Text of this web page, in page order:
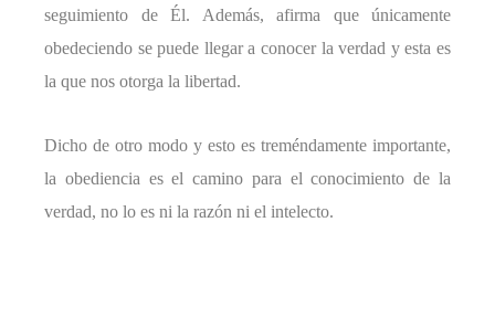
seguimiento de Él. Además, afirma que únicamente
obedeciendo se puede llegar a conocer la verdad y esta es
la que nos otorga la libertad.
Dicho de otro modo y esto es treméndamente importante,
la obediencia es el camino para el conocimiento de la
verdad, no lo es ni la razón ni el intelecto.